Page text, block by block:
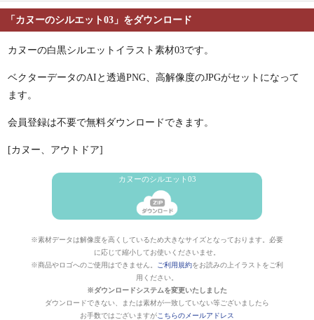
「カヌーのシルエット03」をダウンロード
カヌーの白黒シルエットイラスト素材03です。
ベクターデータのAIと透過PNG、高解像度のJPGがセットになって
ます。
会員登録は不要で無料ダウンロードできます。
[カヌー、アウトドア]
カヌーのシルエット03
※素材データは解像度を高くしているため大きなサイズとなっております。必要
に応じて縮小してお使いくださいませ。
※商品やロゴへのご使用はできません。
ご利用規約をお読みの上イラストをご利
用ください。
※ダウンロードシステムを変更いたしました
ダウンロードできない、または素材が一致していない等ございましたら
お手数ではございますがこちらのメールアドレス